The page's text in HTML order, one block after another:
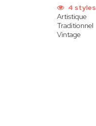
4 styles
Artistique
Traditionnel
Vintage